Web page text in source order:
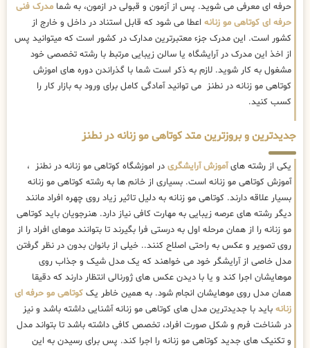
حرفه ای معرفی می شوید. پس از آزمون و قبولی در ازمون، به شما مدرک فنی
حرفه ای کوتاهی مو زنانه اعطا می شود که قابل استناد در داخل و خارج از
کشور است. این مدرک جزء معتبرترین مدارک در کشور است که میتوانید پس
از اخذ این مدرک در آرایشگاه یا سالن زیبایی مرتبط با رشته تخصصی خود
مشغول به کار شوید. لازم به ذکر است شما با گذراندن دوره های اموزش
کوتاهی مو زنانه در نطنز می توانید آمادگی کامل برای ورود به بازار کار را
کسب کنید.
جدیدترین و بروزترین متد کوتاهی مو زنانه در نطنز
یکی از رشته هایآموزش آرایشگری در اموزشگاه کوتاهی مو زنانه در نطنز ،
آموزش کوتاهی مو زنانه است. بسیاری از خانم ها به رشته کوتاهی مو زنانه
بسیار علاقه دارند. کوتاهی مو زنانه به دلیل تاثیر زیاد روی چهره افراد مانند
دیگر رشته های عرصه زیبایی به مهارت کافی نیاز دارد. هنرجویان باید کوتاهی
مو زنانه را از همان مرحله اول به درستی فرا بگیرند تا بتوانند موهای افراد را از
روی تصویر و عکس به راحتی اصلاح کنند.. خیلی از بانوان بدون در نظر گرفتن
مدل خاصی از آرایشگر خود می خواهند که یک مدل شیک و جذاب روی
موهایشان اجرا کند و یا با دیدن عکس های ژورنالی انتظار دارند که دقیقا
همان مدل روی موهایشان انجام شود. به همین خاطر یک کوتاهی مو حرفه ای
زنانه باید با جدیدترین مدل های کوتاهی مو زنانه آشنایی داشته باشد و نیز
در شناخت فرم و شکل صورت افراد، تخصص کافی داشته باشد تا بتواند مدل
و تکنیک های جدید کوتاهی مو زنانه را اجرا کند. پس برای رسیدن به این